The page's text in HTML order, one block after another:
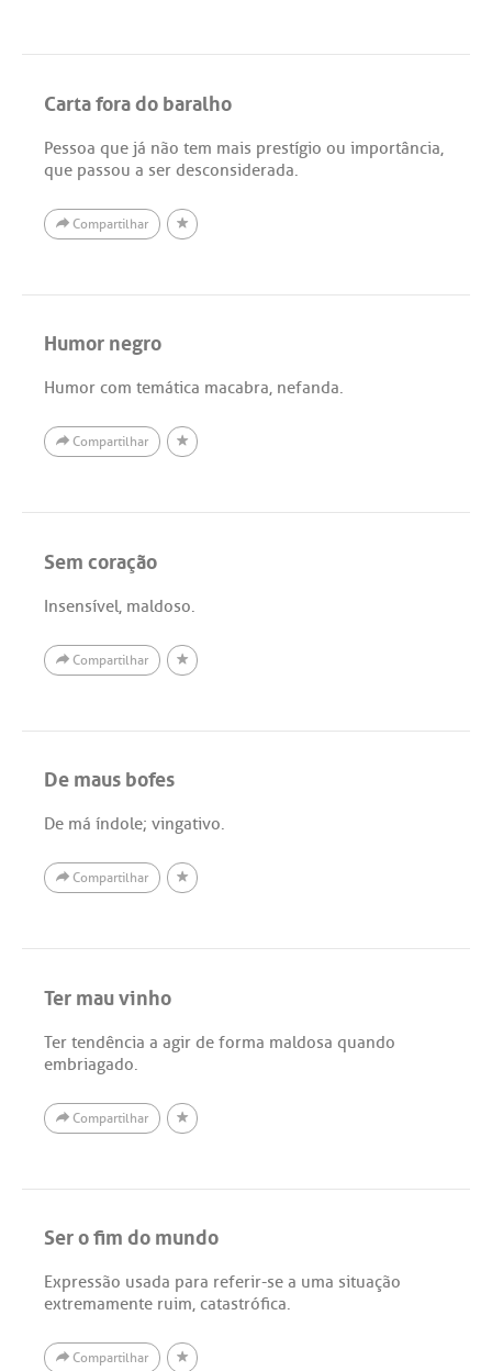
Carta fora do baralho
Pessoa que já não tem mais prestígio ou importância,
que passou a ser desconsiderada.
Compartilhar
Humor negro
Humor com temática macabra, nefanda.
Compartilhar
Sem coração
Insensível, maldoso.
Compartilhar
De maus bofes
De má índole; vingativo.
Compartilhar
Ter mau vinho
Ter tendência a agir de forma maldosa quando
embriagado.
Compartilhar
Ser o fim do mundo
Expressão usada para referir-se a uma situação
extremamente ruim, catastrófica.
Compartilhar